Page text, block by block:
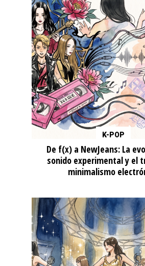
K-POP
De f(x) a NewJeans: La
sonido experimental y el
minimalismo